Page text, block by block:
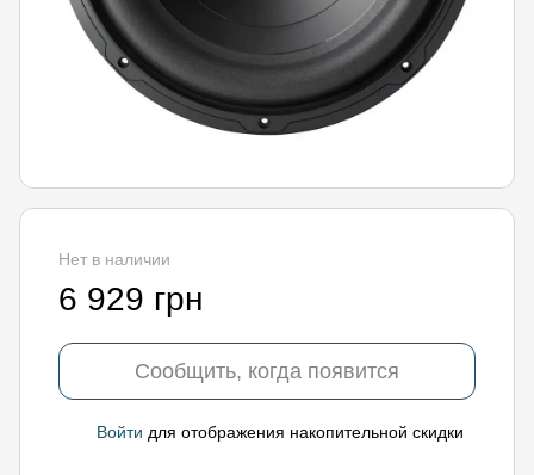
Нет в наличии
6 929 грн
Сообщить, когда появится
Войти для отображения накопительной скидки